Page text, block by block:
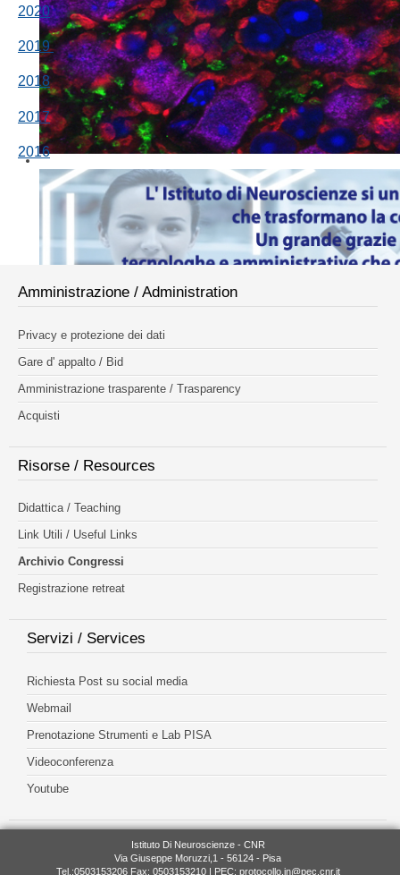
2020
2019
2018
2017
2016
Amministrazione / Administration
Privacy e protezione dei dati
Gare d' appalto / Bid
Amministrazione trasparente / Trasparency
Acquisti
Risorse / Resources
Didattica / Teaching
Link Utili / Useful Links
Archivio Congressi
Registrazione retreat
Servizi / Services
Richiesta Post su social media
Webmail
Prenotazione Strumenti e Lab PISA
Videoconferenza
Youtube
Istituto Di Neuroscienze - CNR
Via Giuseppe Moruzzi,1 - 56124 - Pisa
Tel.:0503153206 Fax: 0503153210 | PEC: protocollo.in@pec.cnr.it